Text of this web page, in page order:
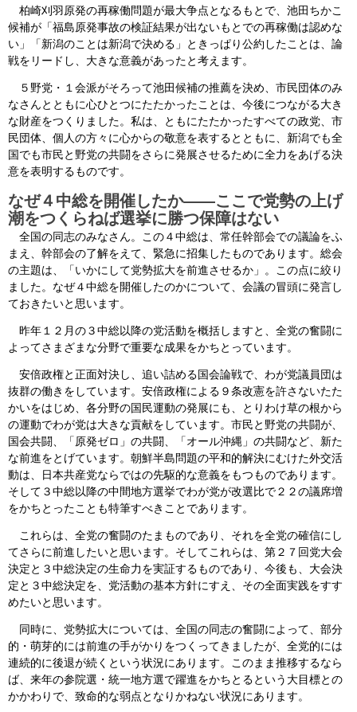
柏崎刈羽原発の再稼働問題が最大争点となるもとで、池田ちかこ
候補が「福島原発事故の検証結果が出ないもとでの再稼働は認めな
い」「新潟のことは新潟で決める」ときっぱり公約したことは、論
戦をリードし、大きな意義があったと考えます。
５野党・１会派がそろって池田候補の推薦を決め、市民団体のみ
なさんとともに心ひとつにたたかったことは、今後につながる大き
な財産をつくりました。私は、ともにたたかったすべての政党、市
民団体、個人の方々に心からの敬意を表するとともに、新潟でも全
国でも市民と野党の共闘をさらに発展させるために全力をあげる決
意を表明するものです。
なぜ４中総を開催したか――ここで党勢の上げ
潮をつくらねば選挙に勝つ保障はない
全国の同志のみなさん。この４中総は、常任幹部会での議論をふ
まえ、幹部会の了解をえて、緊急に招集したものであります。総会
の主題は、「いかにして党勢拡大を前進させるか」。この点に絞り
ました。なぜ４中総を開催したのかについて、会議の冒頭に発言し
ておきたいと思います。
昨年１２月の３中総以降の党活動を概括しますと、全党の奮闘に
よってさまざまな分野で重要な成果をかちとっています。
安倍政権と正面対決し、追い詰める国会論戦で、わが党議員団は
抜群の働きをしています。安倍政権による９条改憲を許さないたた
かいをはじめ、各分野の国民運動の発展にも、とりわけ草の根から
の運動でわが党は大きな貢献をしています。市民と野党の共闘が、
国会共闘、「原発ゼロ」の共闘、「オール沖縄」の共闘など、新た
な前進をとげています。朝鮮半島問題の平和的解決にむけた外交活
動は、日本共産党ならではの先駆的な意義をもつものであります。
そして３中総以降の中間地方選挙でわが党が改選比で２２の議席増
をかちとったことも特筆すべきことであります。
これらは、全党の奮闘のたまものであり、それを全党の確信にし
てさらに前進したいと思います。そしてこれらは、第２７回党大会
決定と３中総決定の生命力を実証するものであり、今後も、大会決
定と３中総決定を、党活動の基本方針にすえ、その全面実践をすす
めたいと思います。
同時に、党勢拡大については、全国の同志の奮闘によって、部分
的・萌芽的には前進の手がかりをつくってきましたが、全党的には
連続的に後退が続くという状況にあります。このまま推移するなら
ば、来年の参院選・統一地方選で躍進をかちとるという大目標との
かかわりで、致命的な弱点となりかねない状況にあります。